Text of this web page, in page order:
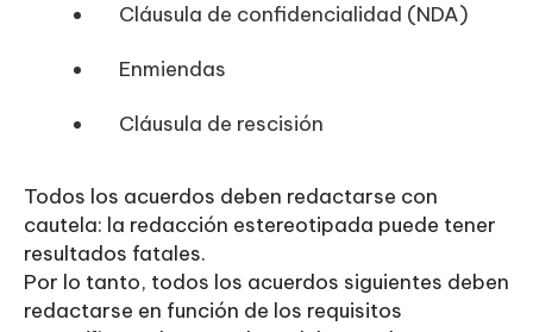
Cláusula de confidencialidad (NDA)
Enmiendas
Cláusula de rescisión
Todos los acuerdos deben redactarse con
cautela: la redacción estereotipada puede tener
resultados fatales.
Por lo tanto, todos los acuerdos siguientes deben
redactarse en función de los requisitos